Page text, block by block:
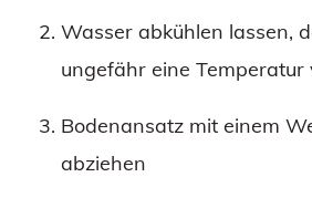
Wasser abkühlen lassen,
ungefähr eine
Bodenansatz mit einem
abziehen